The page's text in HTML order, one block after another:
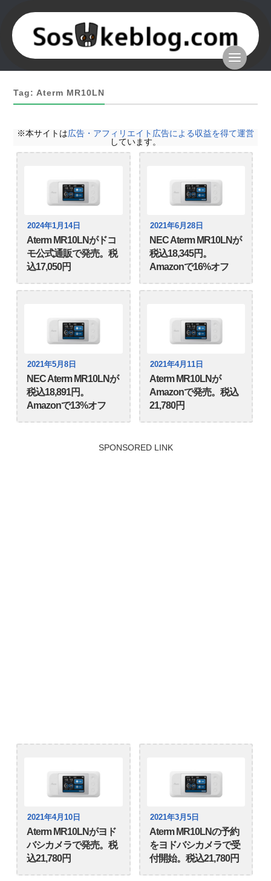
Tag: Aterm MR10LN
※本サイトは広告・アフィリエイト広告による収益を得て運営
しています。
2024年1月14日
Aterm MR10LNがドコ
モ公式通販で発売。税
込17,050円
2021年6月28日
NEC Aterm MR10LNが
税込18,345円。
Amazonで16%オフ
2021年5月8日
NEC Aterm MR10LNが
税込18,891円。
Amazonで13%オフ
2021年4月11日
Aterm MR10LNが
Amazonで発売。税込
21,780円
SPONSORED LINK
2021年4月10日
Aterm MR10LNがヨド
バシカメラで発売。税
込21,780円
2021年3月5日
Aterm MR10LNの予約
をヨドバシカメラで受
付開始。税込21,780円